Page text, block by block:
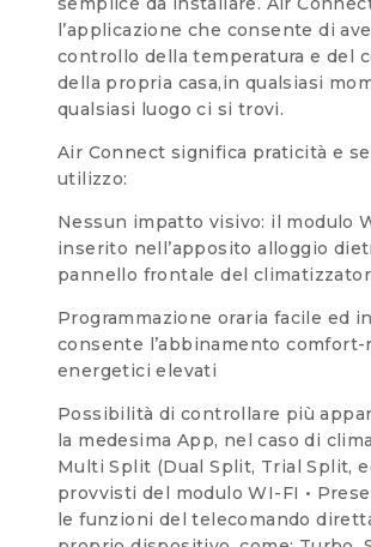
l’applicazione che consente di
controllo della temperatura e del
della propria casa,in qualsiasi
qualsiasi luogo ci si trovi.
Air Connect significa praticità e
utilizzo:
Nessun impatto visivo: il modulo
inserito nell’apposito alloggio
pannello frontale del
Programmazione oraria facile ed
consente l’abbinamento comfort-
energetici elevati
Possibilità di controllare più
la medesima App, nel caso di
Multi Split (Dual Split, Trial Split,
provvisti del modulo WI-FI •
le funzioni del telecomando